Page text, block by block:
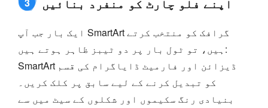
3 اپنے فلو چارٹ کو منفرد بنائیں
ایک بار جب آپ SmartArt گرافک کو منتخب کرتے
ہیں، تو ٹول بار پر دو ٹیبز ظاہر ہوتے ہیں:
SmartArt ڈیزائن اور فارمیٹ ڈایاگرام کی قسم
کو تبدیل کرنے کے لیے سابق پر کلک کریں۔
بنیادی رنگ سکیموں اور شکلوں کے سیٹ میں سے